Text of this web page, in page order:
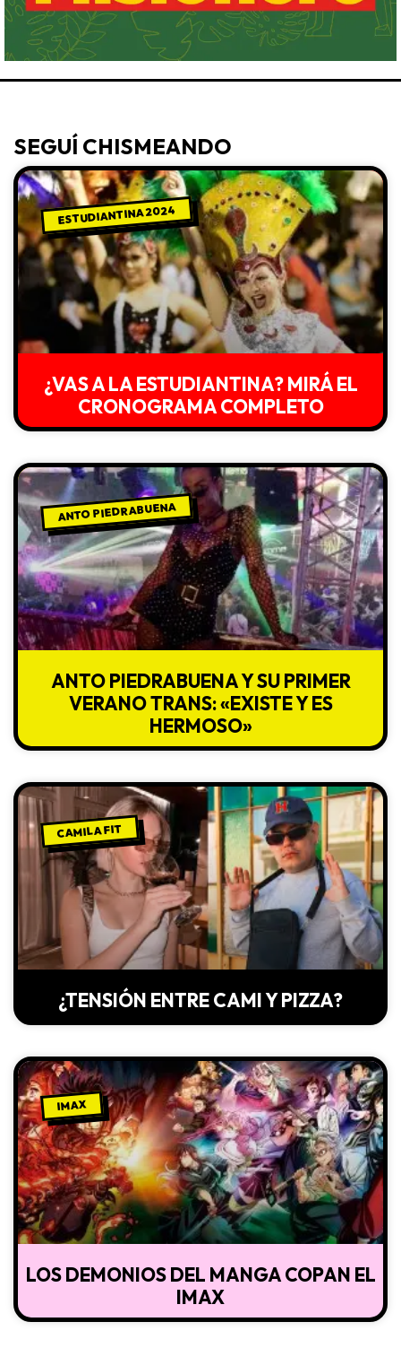
SEGUÍ CHISMEANDO
ESTUDIANTINA 2024
¿VAS A LA ESTUDIANTINA? MIRÁ EL
CRONOGRAMA COMPLETO
ANTO PIEDRABUENA
ANTO PIEDRABUENA Y SU PRIMER
VERANO TRANS: «EXISTE Y ES
HERMOSO»
CAMILA FIT
¿TENSIÓN ENTRE CAMI Y PIZZA?
IMAX
LOS DEMONIOS DEL MANGA COPAN EL
IMAX